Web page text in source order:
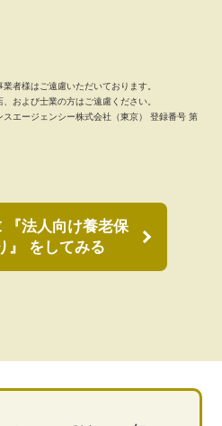
者様はご遠慮いただいております。
および士業の方はご遠慮ください。
スエージェンシー株式会社（東京） 登録番号 第
『法人向け養老保
』 をしてみる